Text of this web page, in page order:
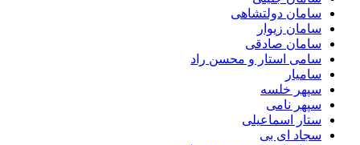
سامان دولتشاهی
سامان زیوار
سامان صادقی
سامی استار و محسن راد
سامیار
سپهر خلسه
سپهر نامی
ستار اسماعیلی
سجاد ای بی